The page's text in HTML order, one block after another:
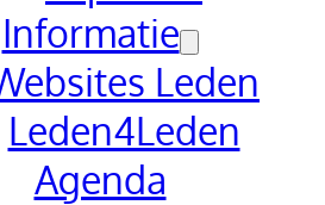
Informatie
Leden
Leden4Leden
Agenda